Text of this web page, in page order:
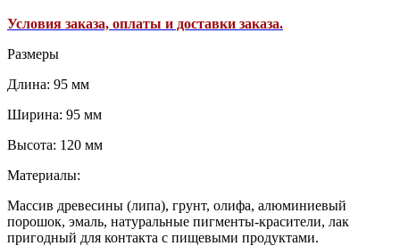
Условия заказа, оплаты и доставки заказа.
Размеры
Длина: 95 мм
Ширина: 95 мм
Высота: 120 мм
Материалы:
Массив древесины (липа), грунт, олифа, алюминиевый
порошок, эмаль, натуральные пигменты-красители, лак
пригодный для контакта с пищевыми продуктами.